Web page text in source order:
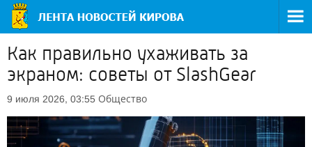
Как правильно ухаживать за
экраном: советы от SlashGear
9 июля 2026, 03:55 Общество